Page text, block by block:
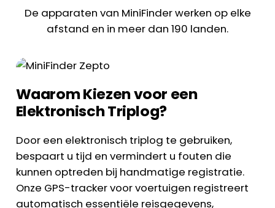
De apparaten van MiniFinder werken op elke
afstand en in meer dan 190 landen.
Waarom Kiezen voor een
Elektronisch Triplog?
Door een elektronisch triplog te gebruiken,
bespaart u tijd en vermindert u fouten die
kunnen optreden bij handmatige registratie.
Onze GPS-tracker voor voertuigen registreert
automatisch essentiële reisgegevens,